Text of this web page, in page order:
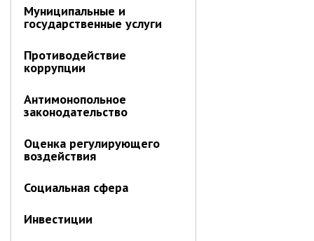
июль 2026 г.
июнь 2026 г.
май 2026 г.
апрель 2026 г.
март 2026 г.
февраль 2026 г.
декабрь 2025 г.
октябрь 2025 г.
сентябрь 2025 г.
Муниципальные и
государственные услуги
Противодействие
коррупции
Антимонопольное
законодательство
Оценка регулирующего
воздействия
Социальная сфера
Инвестиции